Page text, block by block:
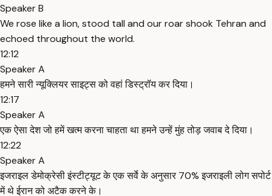
Speaker B
We rose like a lion, stood tall and our roar shook Tehran and
echoed throughout the world.
12:12
Speaker A
हमने सारी न्यूक्लियर साइट्स को वहां डिस्ट्रॉय कर दिया।
12:17
Speaker A
एक ऐसा देश जो हमें खत्म करना चाहता था हमने उन्हें मुंह तोड़ जवाब दे दिया।
12:22
Speaker A
इजराइल डेमोक्रेसी इंस्टीट्यूट के एक सर्वे के अनुसार 70% इजराइली लोग सपोर्ट
में थे ईरान को अटैक करने के।